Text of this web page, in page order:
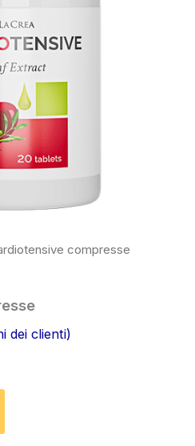
compresse
dei clienti)